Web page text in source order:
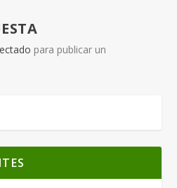
para publicar un